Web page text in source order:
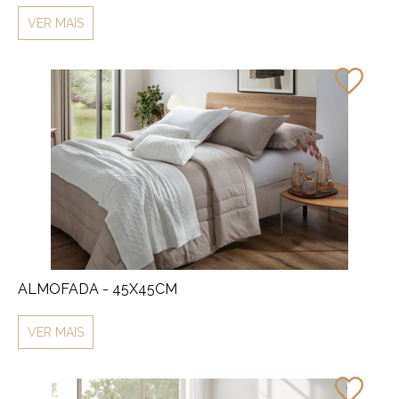
VER MAIS
ALMOFADA - 45X45CM
VER MAIS